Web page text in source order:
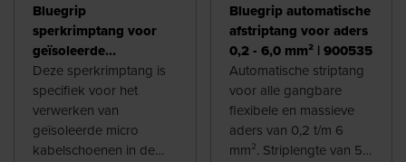
Bluegrip
sperkrimptang voor
geïsoleerde
kabelschoenen 0,14
t/m 1,0 mm² -
ovaalpersing | 903030
Deze sperkrimptang is
specifiek voor het
verwerken van
geïsoleerde micro
kabelschoenen in de
Bluegrip automatische
afstriptang voor aders
0,2 - 6,0 mm² | 900535
Automatische striptang
voor alle gangbare
flexibele en massieve
aders van 0,2 t/m 6
mm². Striplengte van 5